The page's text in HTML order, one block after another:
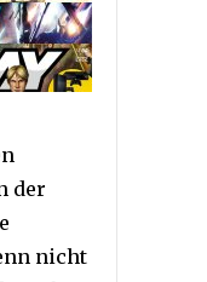
der
nicht